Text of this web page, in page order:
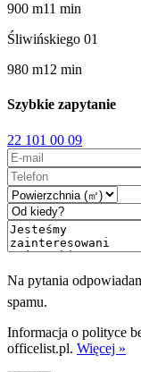
900 m11 min
Śliwińskiego 01
980 m12 min
Szybkie zapytanie
22 101 00 09
Na pytania
spamu.
Informacja o polityce
officelist.pl. Więcej »